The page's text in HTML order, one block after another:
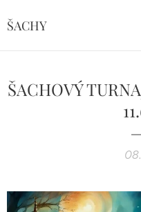
ŠACHY
ŠACHOVÝ